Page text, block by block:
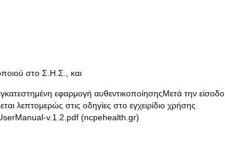
στο Σ.Η.Σ., και
εφαρμογή αυθεντικοποίησηςΜετά την είσοδο
λεπτομερώς στις οδηγίες στο εγχειρίδιο χρήσης
v.1.2.pdf (ncpehealth.gr)